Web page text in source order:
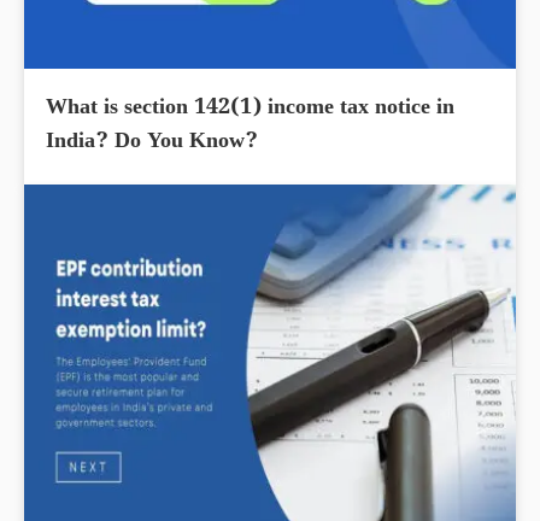
What is section 142(1) income tax notice in
India? Do You Know?